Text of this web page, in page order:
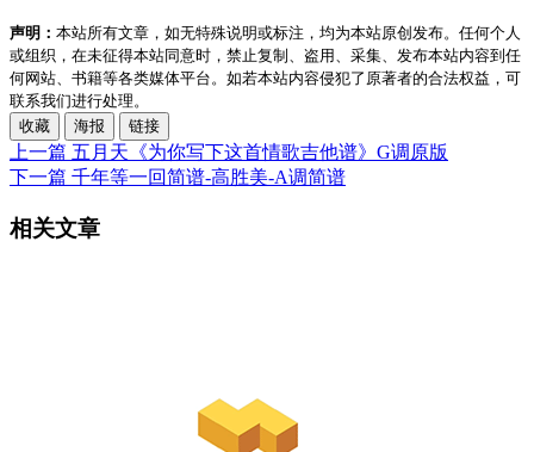
声明： 本站所有文章，如无特殊说明或标注，均为本站原创发布。任何个人
或组织，在未征得本站同意时，禁止复制、盗用、采集、发布本站内容到任
何网站、书籍等各类媒体平台。如若本站内容侵犯了原著者的合法权益，可
联系我们进行处理。
收藏
海报 链接
上一篇 五月天《为你写下这首情歌吉他谱》G调原版
下一篇 千年等一回简谱-高胜美-A调简谱
相关文章